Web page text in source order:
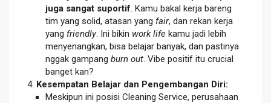
juga sangat suportif . Kamu bakal kerja bareng
tim yang solid, atasan yang fair, dan rekan kerja
yang friendly. Ini bikin work life kamu jadi lebih
menyenangkan, bisa belajar banyak, dan pastinya
nggak gampang burn out . Vibe positif itu crucial
banget kan?
Kesempatan Belajar dan Pengembangan Diri:
Meskipun ini posisi Cleaning Service, perusahaan